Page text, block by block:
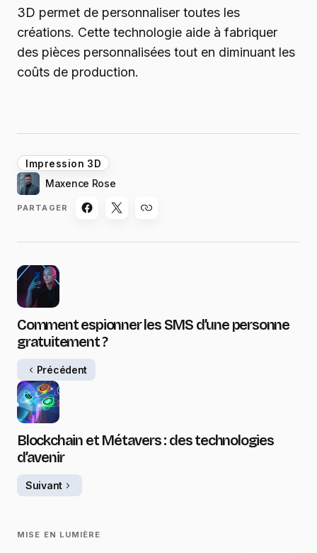
3D permet de personnaliser toutes les
créations. Cette technologie aide à fabriquer
des pièces personnalisées tout en diminuant les
coûts de production.
Impression 3D
Maxence Rose
PARTAGER
Comment espionner les SMS d’une personne
gratuitement ?
Précédent
Blockchain et Métavers : des technologies
d’avenir
Suivant
MISE EN LUMIÈRE